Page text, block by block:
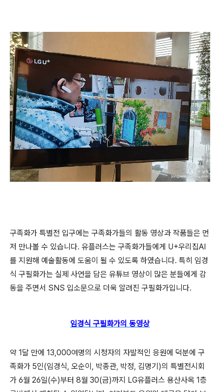
구족화가 특별전 입구에는 구족화가들의 활동 영상과 작품들은 먼
저 만나볼 수 있습니다. 유플러스는 구족화가들에게 U+우리집AI
를 지원해 예술활동에 도움이 될 수 있도록 하였습니다. 특히 임경
식 구필화가는 실제 사연을 담은 유튜브 영상이 많은 분들에게 감
동을 주면서 SNS 입소문으로 더욱 알려진 구필화가입니다.
임경식 구필화가의 동영상
약 1달 만에 13,000여명의 시청자의 자발적인 응원에 덕분에 구
족화가 5인(임경식, 오순이, 박종관, 박정, 김명기)의 특별전시회
가 6월 26일(수)부터 8월 30(금)까지 LG유플러스 용산사옥 1층